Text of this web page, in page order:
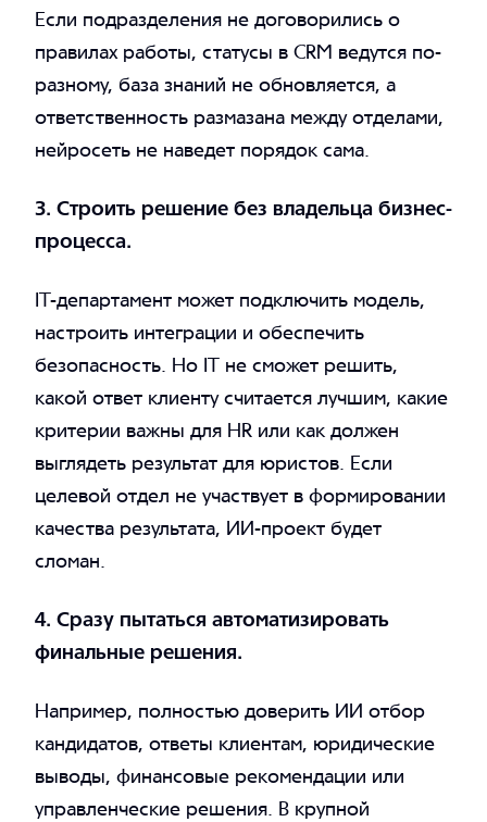
Если подразделения не договорились о
правилах работы, статусы в CRM ведутся по-
разному, база знаний не обновляется, а
ответственность размазана между отделами,
нейросеть не наведет порядок сама.
3. Строить решение без владельца бизнес-
процесса.
IT-департамент может подключить модель,
настроить интеграции и обеспечить
безопасность. Но IT не сможет решить,
какой ответ клиенту считается лучшим, какие
критерии важны для HR или как должен
выглядеть результат для юристов. Если
целевой отдел не участвует в формировании
качества результата, ИИ-проект будет
сломан.
4. Сразу пытаться автоматизировать
финальные решения.
Например, полностью доверить ИИ отбор
кандидатов, ответы клиентам, юридические
выводы, финансовые рекомендации или
управленческие решения. В крупной